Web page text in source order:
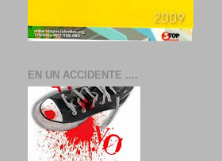
EN UN ACCIDENTE ....